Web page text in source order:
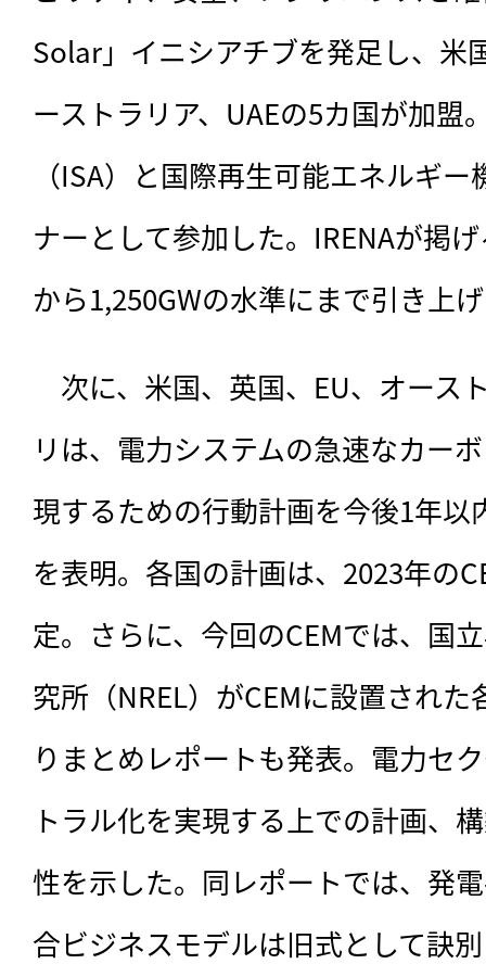
Solar」イニシアチブを発足し、米
ーストラリア、UAEの5カ国が加盟
（ISA）と国際再生可能エネルギ
ナーとして参加した。IRENAが掲
から1,250GWの水準にまで引き上
次に、米国、英国、EU、オース
リは、電力システムの急速なカー
現するための行動計画を今後1年
を表明。各国の計画は、2023年の
定。さらに、今回のCEMでは、国
究所（NREL）がCEMに設置され
りまとめレポートも発表。電力セ
トラル化を実現する上での計画、
性を示した。同レポートでは、発
合ビジネスモデルは旧式として訣